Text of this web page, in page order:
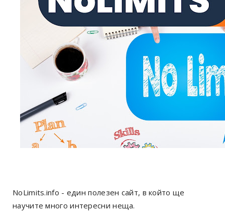
NoLimits.info - един полезен сайт, в който ще
научите много интересни неща.